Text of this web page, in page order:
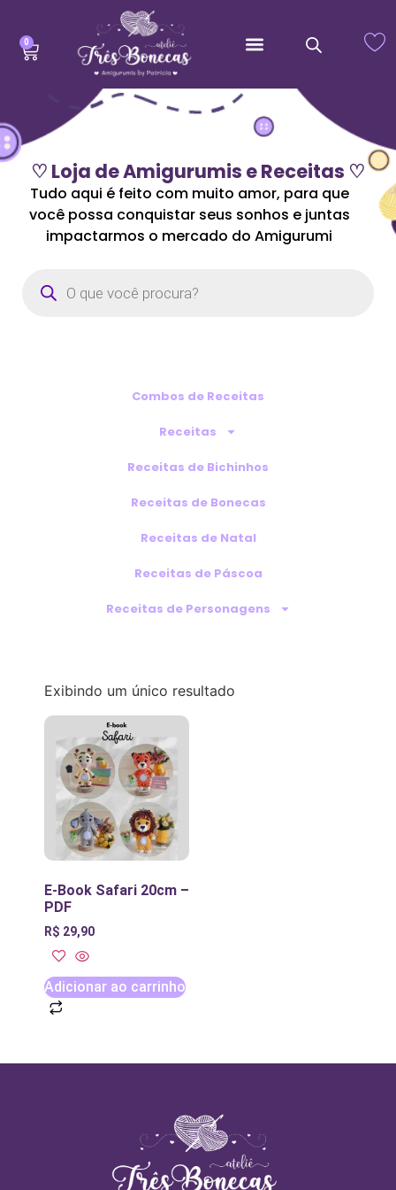
0
♡ Loja de Amigurumis e Receitas ♡
Tudo aqui é feito com muito amor, para que
você possa conquistar seus sonhos e juntas
impactarmos o mercado do Amigurumi
Combos de Receitas
Receitas
Receitas de Bichinhos
Receitas de Bonecas
Receitas de Natal
Receitas de Páscoa
Receitas de Personagens
Exibindo um único resultado
E-Book Safari 20cm –
PDF
R$ 29,90
Adicionar ao carrinho